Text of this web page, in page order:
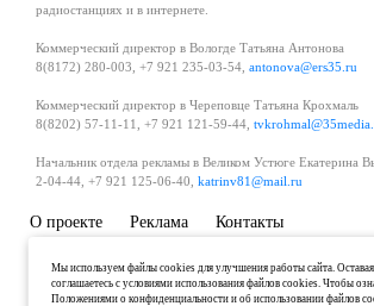
радиостанциях и в интернете.
Коммерческий директор в Вологде Татьяна Антонова
8(8172) 280-003, +7 921 235-03-54, antonova@ers35.ru
Коммерческий директор в Череповце Татьяна Крохмаль
8(8202) 57-11-11, +7 921 121-59-44,
Начальник отдела рекламы в Великом Устюге Екатерина
2-04-44, +7 921 125-06-40, katrinv81@mail.ru
О проекте Реклама
Контакты
Политика в области обработки и защиты
Мы используем файлы cookies для улучшения работы сайта.
соглашаетесь с условиями использования файлов cookies. Чтобы
Положениями о конфиденциальности и об использовании файлов